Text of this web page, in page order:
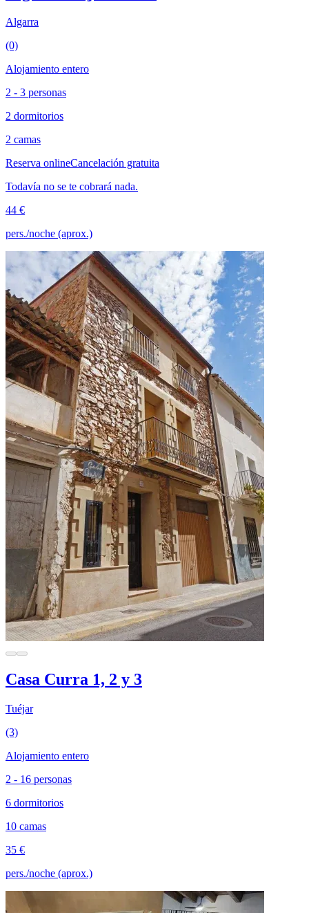
Algarra
(0)
Alojamiento entero
2 - 3 personas
2 dormitorios
2 camas
Reserva onlineCancelación gratuita
Todavía no se te cobrará nada.
44 €
pers./noche (aprox.)
Casa Curra 1, 2 y 3
Tuéjar
(3)
Alojamiento entero
2 - 16 personas
6 dormitorios
10 camas
35 €
pers./noche (aprox.)